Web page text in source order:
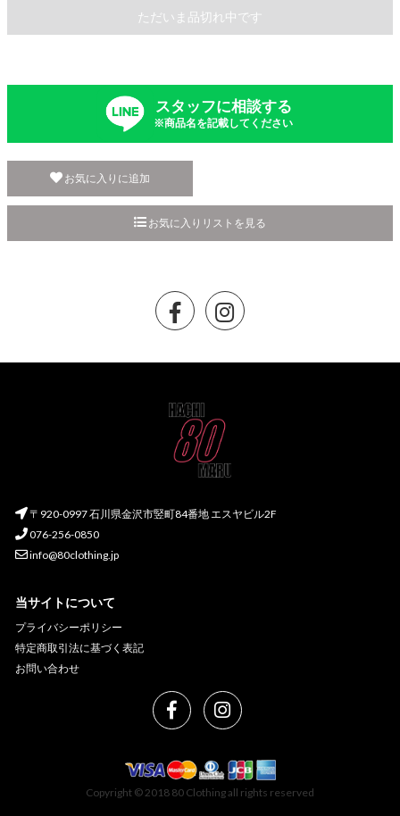
ただいま品切れ中です
スタッフに相談する
※商品名を記載してください
お気に入りに追加
お気に入りリストを見る
〒920-0997 石川県金沢市竪町84番地 エスヤビル2F
076-256-0850
info@80clothing.jp
当サイトについて
プライバシーポリシー
特定商取引法に基づく表記
お問い合わせ
Copyright © 2018 80 Clothing all rights reserved